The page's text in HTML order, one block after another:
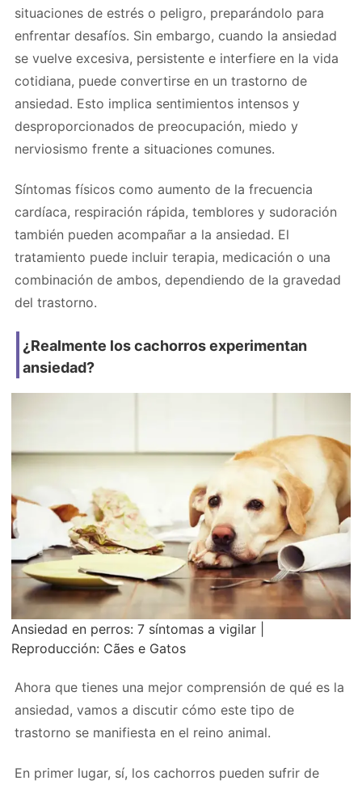
situaciones de estrés o peligro, preparándolo para
enfrentar desafíos. Sin embargo, cuando la ansiedad
se vuelve excesiva, persistente e interfiere en la vida
cotidiana, puede convertirse en un trastorno de
ansiedad. Esto implica sentimientos intensos y
desproporcionados de preocupación, miedo y
nerviosismo frente a situaciones comunes.
Síntomas físicos como aumento de la frecuencia
cardíaca, respiración rápida, temblores y sudoración
también pueden acompañar a la ansiedad. El
tratamiento puede incluir terapia, medicación o una
combinación de ambos, dependiendo de la gravedad
del trastorno.
¿Realmente los cachorros experimentan
ansiedad?
Ansiedad en perros: 7 síntomas a vigilar |
Reproducción: Cães e Gatos
Ahora que tienes una mejor comprensión de qué es la
ansiedad, vamos a discutir cómo este tipo de
trastorno se manifiesta en el reino animal.
En primer lugar, sí, los cachorros pueden sufrir de